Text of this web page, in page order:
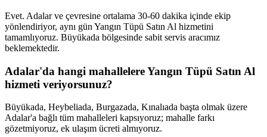
Evet. Adalar ve çevresine ortalama 30-60 dakika içinde ekip
yönlendiriyor, aynı gün Yangın Tüpü Satın Al hizmetini
tamamlıyoruz. Büyükada bölgesinde sabit servis aracımız
beklemektedir.
Adalar'da hangi mahallelere Yangın Tüpü Satın Al
hizmeti veriyorsunuz?
Büyükada, Heybeliada, Burgazada, Kınalıada başta olmak üzere
Adalar'a bağlı tüm mahalleleri kapsıyoruz; mahalle farkı
gözetmiyoruz, ek ulaşım ücreti almıyoruz.